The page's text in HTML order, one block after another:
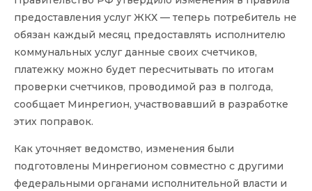
предоставления услуг ЖКХ — теперь потребитель не
обязан каждый месяц предоставлять исполнителю
коммунальных услуг данные своих счетчиков,
платежку можно будет пересчитывать по итогам
проверки счетчиков, проводимой раз в полгода,
сообщает Минрегион, участвовавший в разработке
этих поправок.
Как уточняет ведомство, изменения были
подготовлены Минрегионом совместно с другими
федеральными органами исполнительной власти и